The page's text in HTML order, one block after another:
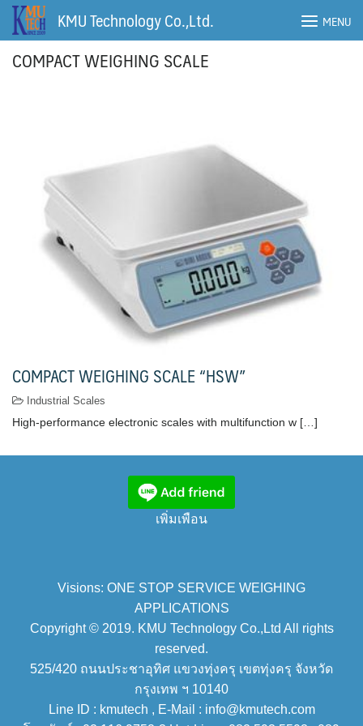
Skip
KMU Technology Co.,Ltd. MENU
COMPACT WEIGHING SCALE
COMPACT WEIGHING SCALE “HSW”
Industrial Scales
High-performance electronic scales with multifunction w […]
เพิ่มเพือน
Visions: ONE STOP SERVICE WEIGHING
APPLICATIONS
Copyright © 2019. KMU Technology Co.,Ltd All rights
reserved.
525/420 ถนนประชาอุทิศ แขวงทุ่งครุ เขตทุ่งครุ จังหวัด
กรุงเทพ ฯ 10140
Line ID : kmutech , E-Mail : info@kmutech.com